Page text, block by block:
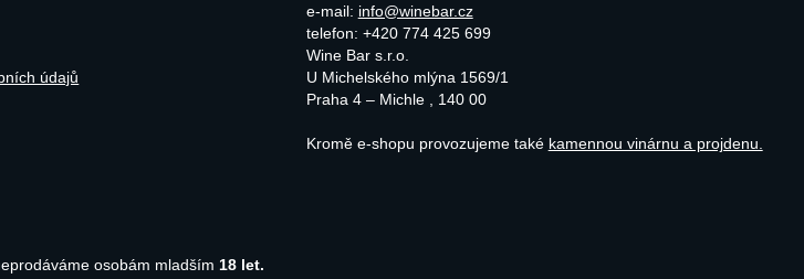
údajů
e-mail: info@winebar.cz
telefon: +420 774 425 699
Wine Bar s.r.o.
U Michelského mlýna 1569/1
Praha 4 – Michle
140 00
Kromě e-shopu provozujeme také kamennou vinárnu a projdenu.
osobám mladším 18 let.